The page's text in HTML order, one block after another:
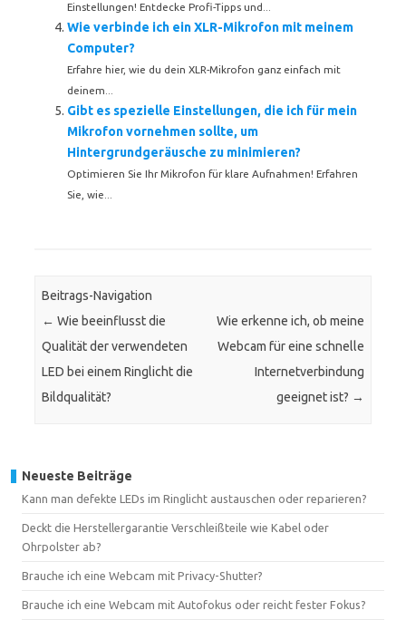
Einstellungen! Entdecke Profi-Tipps und...
Wie verbinde ich ein XLR-Mikrofon mit meinem
Computer?
Erfahre hier, wie du dein XLR-Mikrofon ganz einfach mit
deinem...
Gibt es spezielle Einstellungen, die ich für mein
Mikrofon vornehmen sollte, um
Hintergrundgeräusche zu minimieren?
Optimieren Sie Ihr Mikrofon für klare Aufnahmen! Erfahren
Sie, wie...
Beitrags-Navigation
← Wie beeinflusst die
Qualität der verwendeten
LED bei einem Ringlicht die
Bildqualität?
Wie erkenne ich, ob meine
Webcam für eine schnelle
Internetverbindung
geeignet ist? →
Neueste Beiträge
Kann man defekte LEDs im Ringlicht austauschen oder reparieren?
Deckt die Herstellergarantie Verschleißteile wie Kabel oder
Ohrpolster ab?
Brauche ich eine Webcam mit Privacy-Shutter?
Brauche ich eine Webcam mit Autofokus oder reicht fester Fokus?